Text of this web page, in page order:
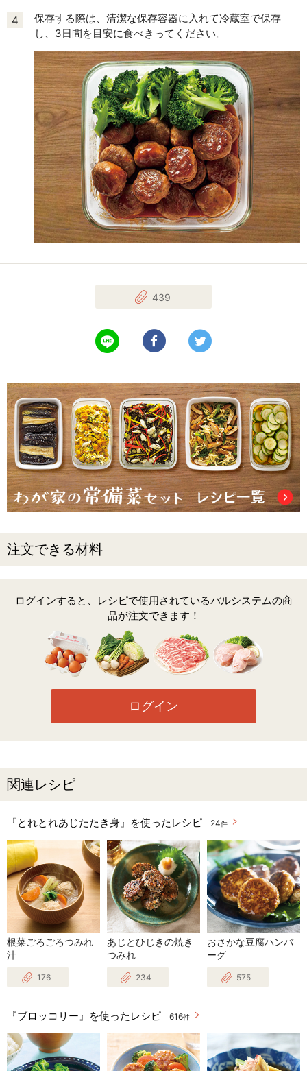
4
保存する際は、清潔な保存容器に入れて冷蔵室で保存
し、3日間を目安に食べきってください。
439
LINEで送る Facebookでシェアする
注文できる材料
ログインすると、レシピで使用されているパルシステムの商
品が注文できます！
ログイン
関連レシピ
『とれとれあじたたき身』を使ったレシピ 24件
根菜ごろごろつみれ
汁
176
あじとひじきの焼き
つみれ
234
おさかな豆腐ハンバ
ーグ
575
『ブロッコリー』を使ったレシピ 616件